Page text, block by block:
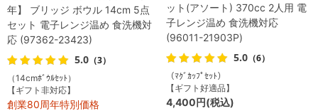
年】 ブリッジ ボウル 14cm 5点
セット 電子レンジ温め 食洗機対
応 (97362-23423)
5.0 （3）
（14cmﾎﾞｳﾙｾｯﾄ）
【ギフト非対応】
創業80周年特別価格
ット(アソート) 370cc 2人用 電
子レンジ温め 食洗機対応
(96011-21903P)
5.0 （6）
（ﾏｸﾞｶｯﾌﾟｾｯﾄ）
【ギフト好適品】
4,400円(税込)